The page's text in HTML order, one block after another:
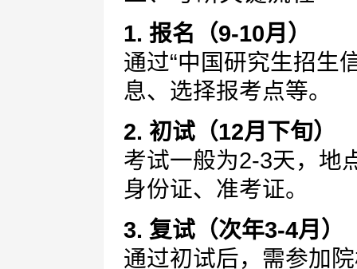
1. 报名（9-10月）
通过“中国研究生招生
息、选择报考点等。
2. 初试（12月下旬）
考试一般为2-3天，地
身份证、准考证。
3. 复试（次年3-4月）
通过初试后，需参加